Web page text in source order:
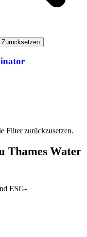
Zurücksetzen
Filter zurückzusetzen.
Thames Water
ESG-